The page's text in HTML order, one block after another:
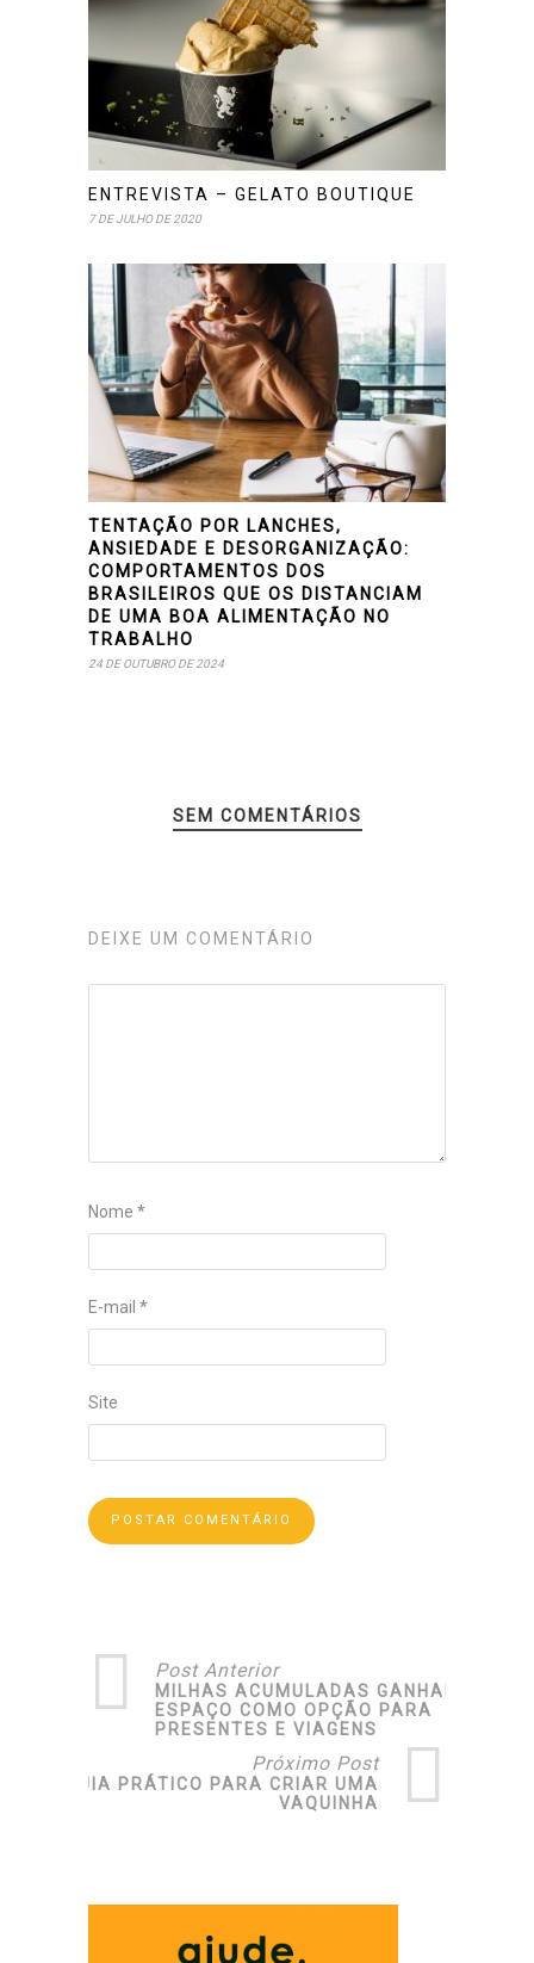
ENTREVISTA – GELATO BOUTIQUE
7 DE JULHO DE 2020
TENTAÇÃO POR LANCHES,
ANSIEDADE E DESORGANIZAÇÃO:
COMPORTAMENTOS DOS
BRASILEIROS QUE OS DISTANCIAM
DE UMA BOA ALIMENTAÇÃO NO
TRABALHO
24 DE OUTUBRO DE 2024
SEM COMENTÁRIOS
DEIXE UM COMENTÁRIO
Nome *
E-mail *
Site
Post Anterior
MILHAS ACUMULADAS GANHAM
ESPAÇO COMO OPÇÃO PARA
PRESENTES E VIAGENS
Próximo Post
GUIA PRÁTICO PARA CRIAR UMA
VAQUINHA